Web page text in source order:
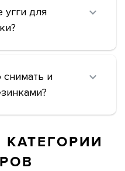
угги для
и